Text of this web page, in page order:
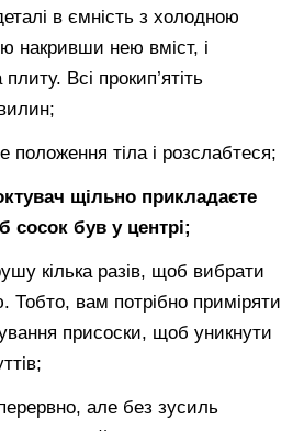
в ємність з холодною
накривши нею вміст, і
Всі прокип’ятіть
положення тіла і розслабтеся;
щільно прикладаєте
сосок був у центрі;
кілька разів, щоб вибрати
Тобто, вам потрібно приміряти
присоски, щоб уникнути
але без зусиль